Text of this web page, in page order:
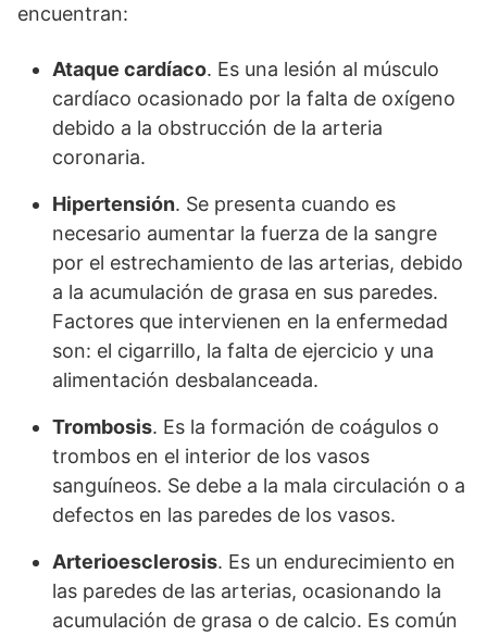
encuentran:
Ataque cardíaco. Es una lesión al músculo
cardíaco ocasionado por la falta de oxígeno
debido a la obstrucción de la arteria
coronaria.
Hipertensión. Se presenta cuando es
necesario aumentar la fuerza de la sangre
por el estrechamiento de las arterias, debido
a la acumulación de grasa en sus paredes.
Factores que intervienen en la enfermedad
son: el cigarrillo, la falta de ejercicio y una
alimentación desbalanceada.
Trombosis. Es la formación de coágulos o
trombos en el interior de los vasos
sanguíneos. Se debe a la mala circulación o a
defectos en las paredes de los vasos.
Arterioesclerosis. Es un endurecimiento en
las paredes de las arterias, ocasionando la
acumulación de grasa o de calcio. Es común